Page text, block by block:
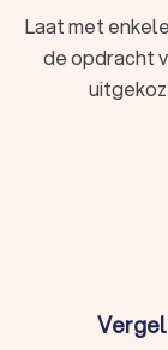
Laat met
de opdracht